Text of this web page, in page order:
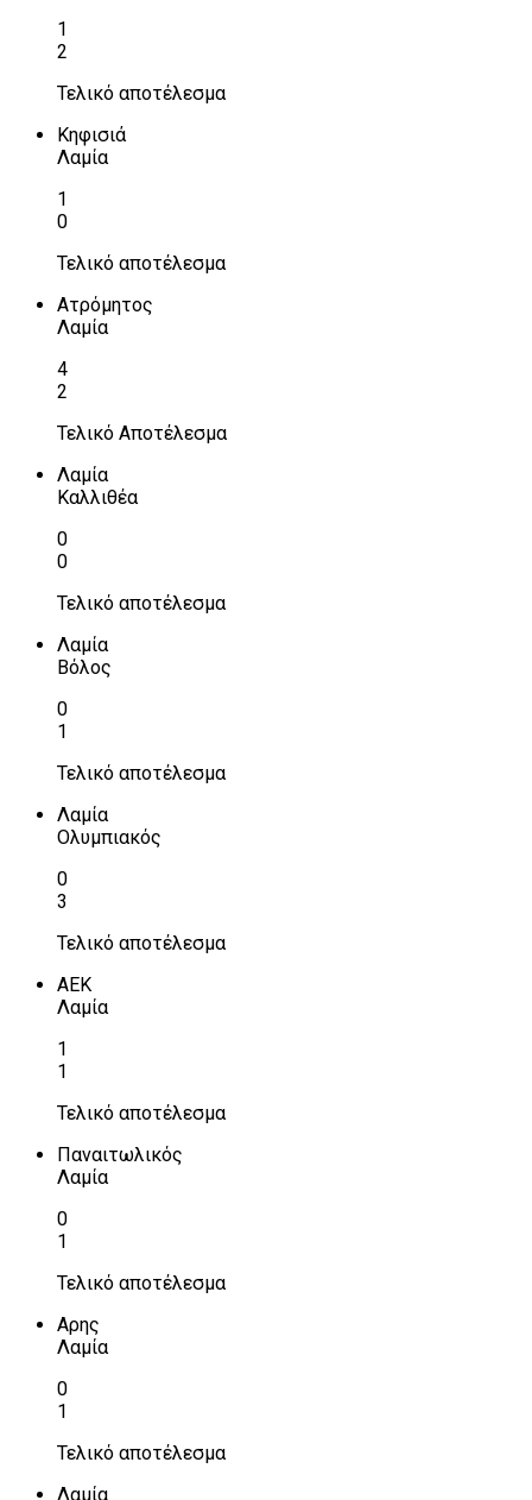
1
2
Τελικό αποτέλεσμα
Κηφισιά
Λαμία
1
0
Τελικό αποτέλεσμα
Ατρόμητος
Λαμία
4
2
Τελικό Αποτέλεσμα
Λαμία
Καλλιθέα
0
0
Τελικό αποτέλεσμα
Λαμία
Βόλος
0
1
Τελικό αποτέλεσμα
Λαμία
Ολυμπιακός
0
3
Τελικό αποτέλεσμα
ΑΕΚ
Λαμία
1
1
Τελικό αποτέλεσμα
Παναιτωλικός
Λαμία
0
1
Τελικό αποτέλεσμα
Αρης
Λαμία
0
1
Τελικό αποτέλεσμα
Λαμία